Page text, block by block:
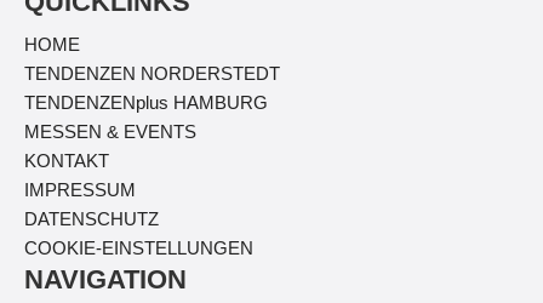
HOME
TENDENZEN NORDERSTEDT
TENDENZENplus HAMBURG
MESSEN & EVENTS
KONTAKT
IMPRESSUM
DATENSCHUTZ
COOKIE-EINSTELLUNGEN
NAVIGATION